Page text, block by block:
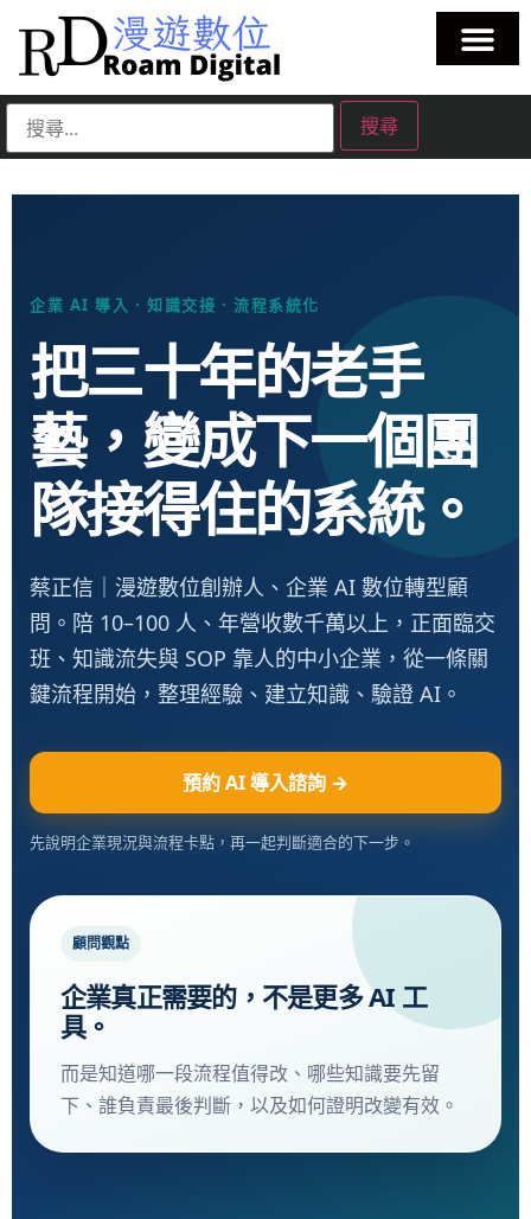
企業 AI 導入 · 知識交接 · 流程系統化
把三十年的老手
藝，變成下一個團
隊接得住的系統。
蔡正信｜漫遊數位創辦人、企業 AI 數位轉型顧
問。陪 10–100 人、年營收數千萬以上，正面臨交
班、知識流失與 SOP 靠人的中小企業，從一條關
鍵流程開始，整理經驗、建立知識、驗證 AI。
預約 AI 導入諮詢 →
先說明企業現況與流程卡點，再一起判斷適合的下一步。
顧問觀點
企業真正需要的，不是更多 AI 工
具。
而是知道哪一段流程值得改、哪些知識要先留
下、誰負責最後判斷，以及如何證明改變有效。